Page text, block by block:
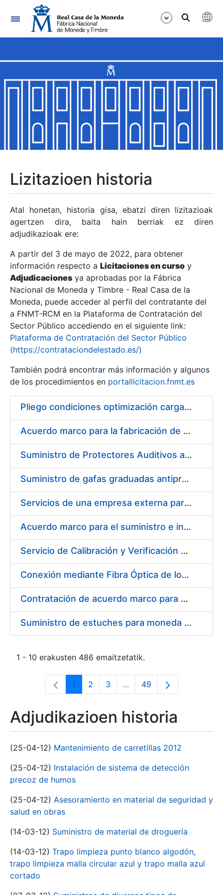
Nabigazioa
Erakutsi/Ezkutatu
Erakutsi/Ezkutatu
Erakutsi/Ezkutatu
Erakutsi/Ezkutatu
Erakutsi/Ezkutatu
Erakutsi/Ezkutatu
Erakutsi/Ezkutatu
Erakutsi/Ezkutatu
Lizitazioen historia
Atal honetan, historia gisa, ebatzi diren lizitazioak
agertzen dira, baita hain berriak ez diren
adjudikazioak ere:
A partir del 3 de mayo de 2022, para obtener
información respecto a Licitaciones en curso y
Adjudicaciones ya aprobadas por la Fábrica
Nacional de Moneda y Timbre - Real Casa de la
Moneda, puede acceder al perfil del contratante del
a FNMT-RCM en la Plataforma de Contratación del
Sector Público accediendo en el siguiente link:
Plataforma de Contratación del Sector Público
(https://contrataciondelestado.es/)
También podrá encontrar más información y algunos
de los procedimientos en portallicitacion.fnmt.es
Pliego condiciones optimización cargas compras firmado
Acuerdo marco para la fabricación de piezas
Suministro de Protectores Auditivos a medida para las personas trabajadoras de los Centros de Trabajo de Madrid y Burgos
Suministro de gafas graduadas antiproyecciones para los trabajadores de la FNMT-RCM en los centros de trabajo de Madrid y Burgos
Servicios de una empresa externa para el asesoramiento y resolución de los recursos de alzada que se presentan relacionados con procesos de selección para la FNMT-RCM
Acuerdo marco para el suministro e instalación de persianas, estores y otros complementos
Servicio de Calibración y Verificación Externa de los Equipos de Medición del Servicio de Prevención de la FNMT-RCM
Conexión mediante Fibra Óptica de los Centros de Proceso de Datos (CPDs) de las sedes de la FNMT-RCM de Burgos y Madrid
Contratación de acuerdo marco para el Suministro de Material de Electricidad para la Fábrica Nacional de Moneda y Timbre-Real Casa de la Moneda en su centro de trabajo de Burgos
Suministro de estuches para moneda de 30 €
1 - 10 erakusten 486 emaitzetatik.
Orrialdea
1 Orrialdea
2 Orrialdea
3 ...Intermediate Pages Use
Orrialdea
49
Adjudikazioen historia
(25-04-12) Mantenimiento de carretillas 2012
(25-04-12) Instalación de sistema de detección
precoz de humos
(25-04-12) Asesoramiento en material de seguridad y
salud en obras
(14-03-12) Suministro de material de droguería
(14-03-12) Trapo limpieza punto blanco algodón,
trapo limpieza malla circular azul y trapo malla azul
cortado